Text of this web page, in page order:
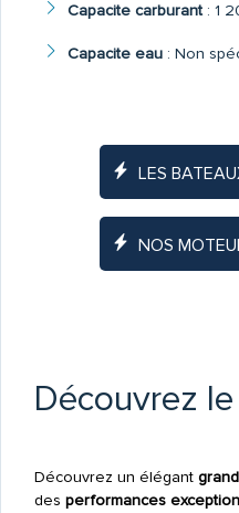
Capacite carburant: 1
Capacite eau: Non
LES
NOS
Découvrez
Découvrez un élégant
des performances